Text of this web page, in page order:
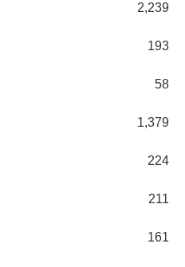
2,239
193
58
1,379
224
211
161